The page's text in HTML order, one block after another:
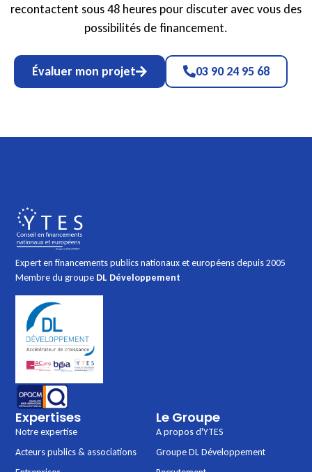
recontactent sous 48 heures pour discuter avec vous des
possibilités de financement.
Évaluer mon projet 03 90 24 95 68
Expert en financements publics nationaux et européens depuis 2005
Membre du groupe DL Développement
Expertises
Notre expertise
Acteurs publics & associations
Le Groupe
A propos d'YTES
Groupe DL Développement